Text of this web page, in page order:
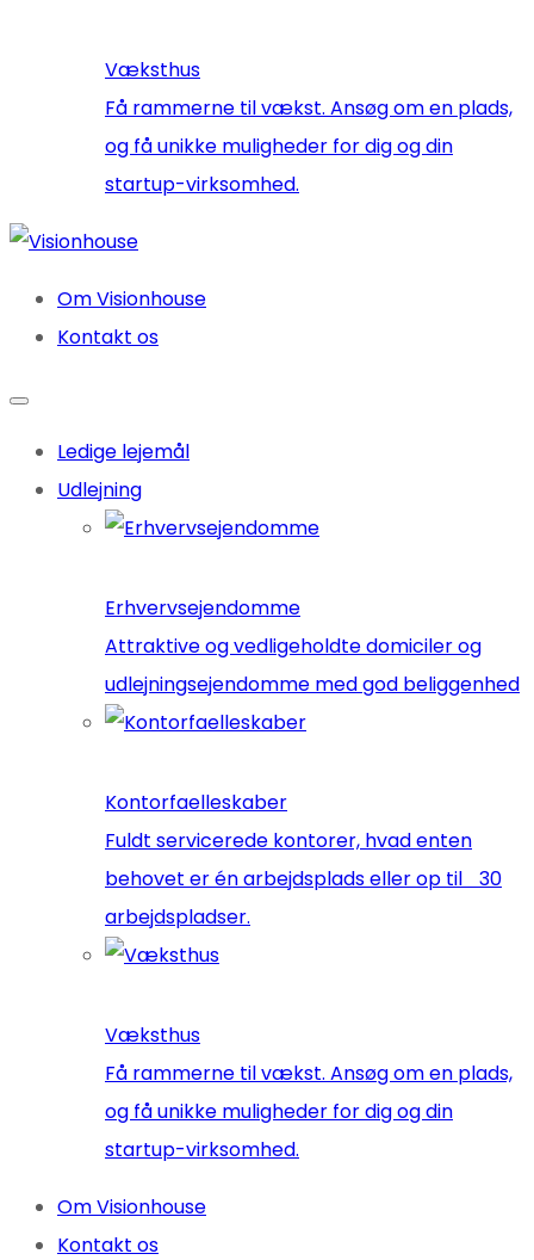
Væksthus
Få rammerne til vækst. Ansøg om en plads,
og få unikke muligheder for dig og din
startup-virksomhed.
Om Visionhouse
Kontakt os
Ledige lejemål
Udlejning
Erhvervsejendomme
Attraktive og vedligeholdte domiciler og
udlejningsejendomme med god beliggenhed
Kontorfaelleskaber
Fuldt servicerede kontorer, hvad enten
behovet er én arbejdsplads eller op til 30
arbejdspladser.
Væksthus
Få rammerne til vækst. Ansøg om en plads,
og få unikke muligheder for dig og din
startup-virksomhed.
Om Visionhouse
Kontakt os